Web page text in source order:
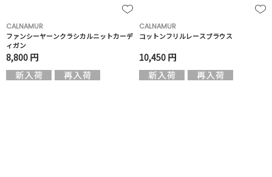
CALNAMUR
ファンシーヤーンクラシカルニットカーデ
ィガン
8,800 円
CALNAMUR
コットンフリルレースブラウス
10,450 円